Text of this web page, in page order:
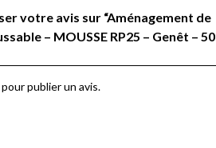
votre avis sur “Aménagement de
– MOUSSE RP25 – Genêt – 50
pour publier un avis.